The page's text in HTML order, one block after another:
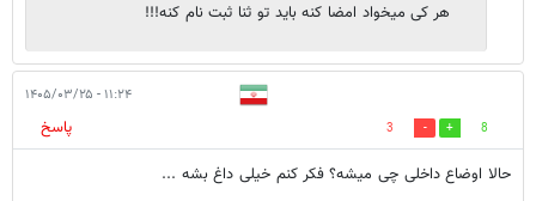
هر کی میخواد امضا کنه باید تو ثنا ثبت نام کنه!!!
۱۱:۲۴ - ۱۴۰۵/۰۳/۲۵
8
3
پاسخ
حالا اوضاع داخلی چی میشه؟ فکر کنم خیلی داغ بشه ...